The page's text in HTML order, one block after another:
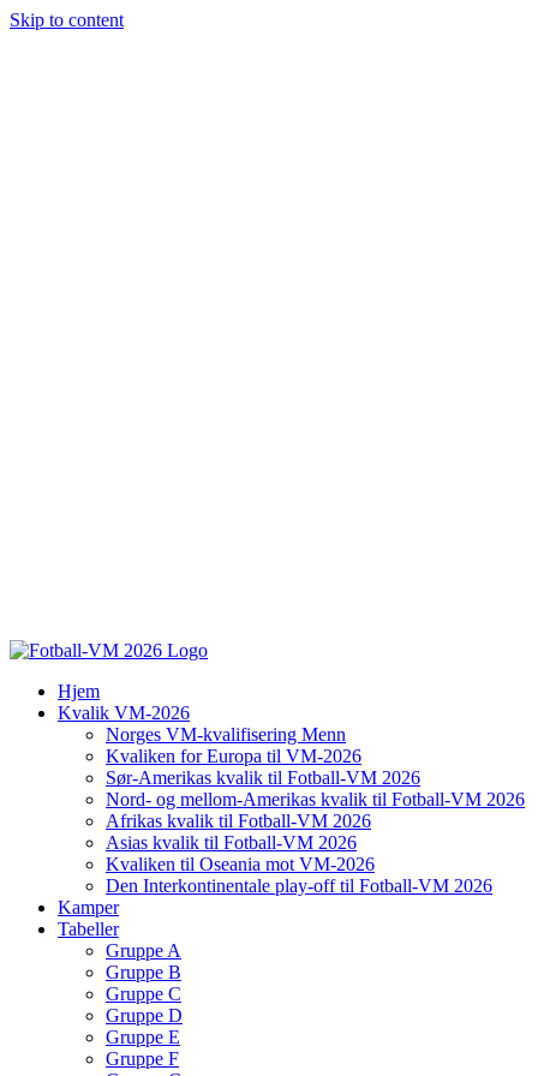
Skip to content
Hjem
Kvalik VM-2026
Norges VM-kvalifisering Menn
Kvaliken for Europa til VM-2026
Sør-Amerikas kvalik til Fotball-VM 2026
Nord- og mellom-Amerikas kvalik til Fotball-VM 2026
Afrikas kvalik til Fotball-VM 2026
Asias kvalik til Fotball-VM 2026
Kvaliken til Oseania mot VM-2026
Den Interkontinentale play-off til Fotball-VM 2026
Kamper
Tabeller
Gruppe A
Gruppe B
Gruppe C
Gruppe D
Gruppe E
Gruppe F